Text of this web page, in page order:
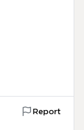
Report